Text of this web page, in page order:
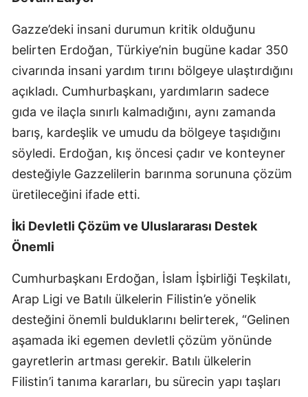
Kocaeli
Konya
Kütahya
Malatya
Manisa
Kahramanmaraş
Muğla
Nevşehir
Niğde
Ordu
Rize
Sakarya
Gazze’deki insani durumun kritik olduğunu
belirten Erdoğan, Türkiye’nin bugüne kadar 350
civarında insani yardım tırını bölgeye ulaştırdığını
açıkladı. Cumhurbaşkanı, yardımların sadece
gıda ve ilaçla sınırlı kalmadığını, aynı zamanda
barış, kardeşlik ve umudu da bölgeye taşıdığını
söyledi. Erdoğan, kış öncesi çadır ve konteyner
desteğiyle Gazzelilerin barınma sorununa çözüm
üretileceğini ifade etti.
İki Devletli Çözüm ve Uluslararası Destek
Önemli
Cumhurbaşkanı Erdoğan, İslam İşbirliği Teşkilatı,
Arap Ligi ve Batılı ülkelerin Filistin’e yönelik
desteğini önemli bulduklarını belirterek, “Gelinen
aşamada iki egemen devletli çözüm yönünde
gayretlerin artması gerekir. Batılı ülkelerin
Filistin’i tanıma kararları, bu sürecin yapı taşları